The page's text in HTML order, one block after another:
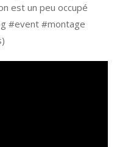
est un peu occupé
#event #montage